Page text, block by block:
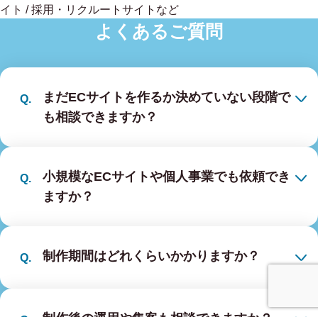
イト / 採用・リクルートサイトなど
よくあるご質問
まだECサイトを作るか決めていない段階で
も相談できますか？
小規模なECサイトや個人事業でも依頼でき
ますか？
制作期間はどれくらいかかりますか？